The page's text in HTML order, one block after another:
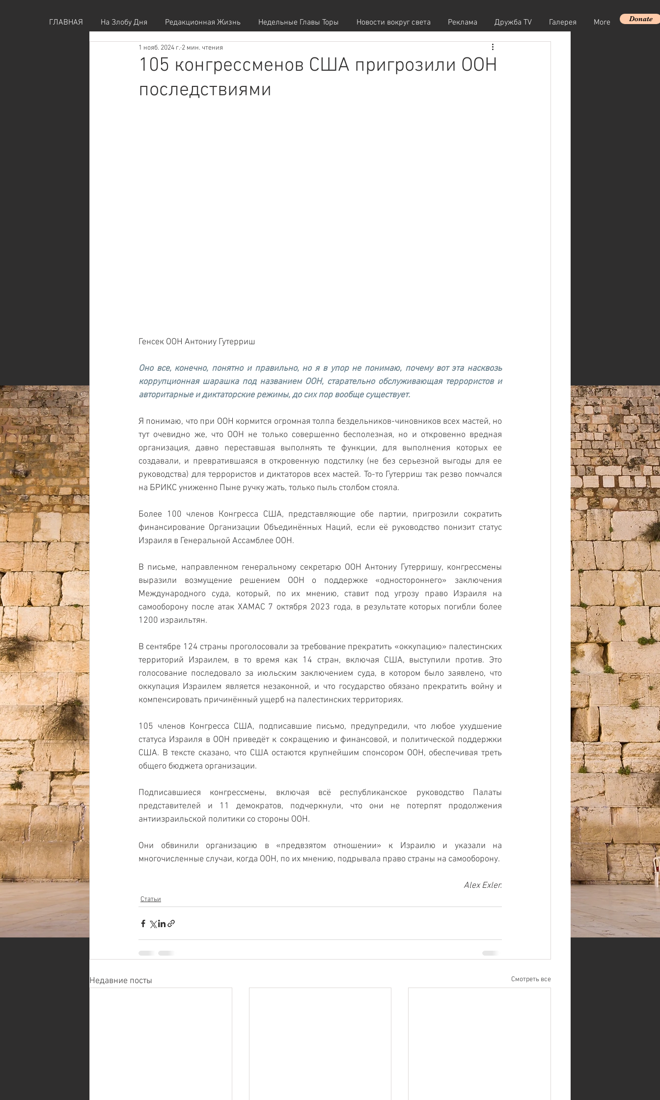
ГЛАВНАЯ На Злобу Дня Редакционная Жизнь Недельные Главы Торы Новости вокруг света Реклама Дружба TV Галерея More Donate
105 конгрессменов США пригрозили ООН
последствиями
1 нояб. 2024 г. 2 мин. чтения
Генсек ООН Антониу Гутерриш
Оно все, конечно, понятно и правильно, но я в упор не понимаю, почему вот эта насквозь
коррупционная шарашка под названием ООН, старательно обслуживающая террористов и
авторитарные и диктаторские режимы, до сих пор вообще существует.
Я понимаю, что при ООН кормится огромная толпа бездельников-чиновников всех мастей, но
тут очевидно же, что ООН не только совершенно бесполезная, но и откровенно вредная
организация, давно переставшая выполнять те функции, для выполнения которых ее
создавали, и превратившаяся в откровенную подстилку (не без серьезной выгоды для ее
руководства) для террористов и диктаторов всех мастей. То-то Гутерриш так резво помчался
на БРИКС униженно Пыне ручку жать, только пыль столбом стояла.
Более 100 членов Конгресса США, представляющие обе партии, пригрозили сократить
финансирование Организации Объединённых Наций, если её руководство понизит статус
Израиля в Генеральной Ассамблее ООН.
В письме, направленном генеральному секретарю ООН Антониу Гутерришу, конгрессмены
выразили возмущение решением ООН о поддержке «одностороннего» заключения
Международного суда, который, по их мнению, ставит под угрозу право Израиля на
самооборону после атак ХАМАС 7 октября 2023 года, в результате которых погибли более
1200 израильтян.
В сентябре 124 страны проголосовали за требование прекратить «оккупацию» палестинских
территорий Израилем, в то время как 14 стран, включая США, выступили против. Это
голосование последовало за июльским заключением суда, в котором было заявлено, что
оккупация Израилем является незаконной, и что государство обязано прекратить войну и
компенсировать причинённый ущерб на палестинских территориях.
105 членов Конгресса США, подписавшие письмо, предупредили, что любое ухудшение
статуса Израиля в ООН приведёт к сокращению и финансовой, и политической поддержки
США. В тексте сказано, что США остаются крупнейшим спонсором ООН, обеспечивая треть
общего бюджета организации.
Подписавшиеся конгрессмены, включая всё республиканское руководство Палаты
представителей и 11 демократов, подчеркнули, что они не потерпят продолжения
антиизраильской политики со стороны ООН.
Они обвинили организацию в «предвзятом отношении» к Израилю и указали на
многочисленные случаи, когда ООН, по их мнению, подрывала право страны на самооборону.
Alex Exler.
Статьи
Недавние посты Смотреть все